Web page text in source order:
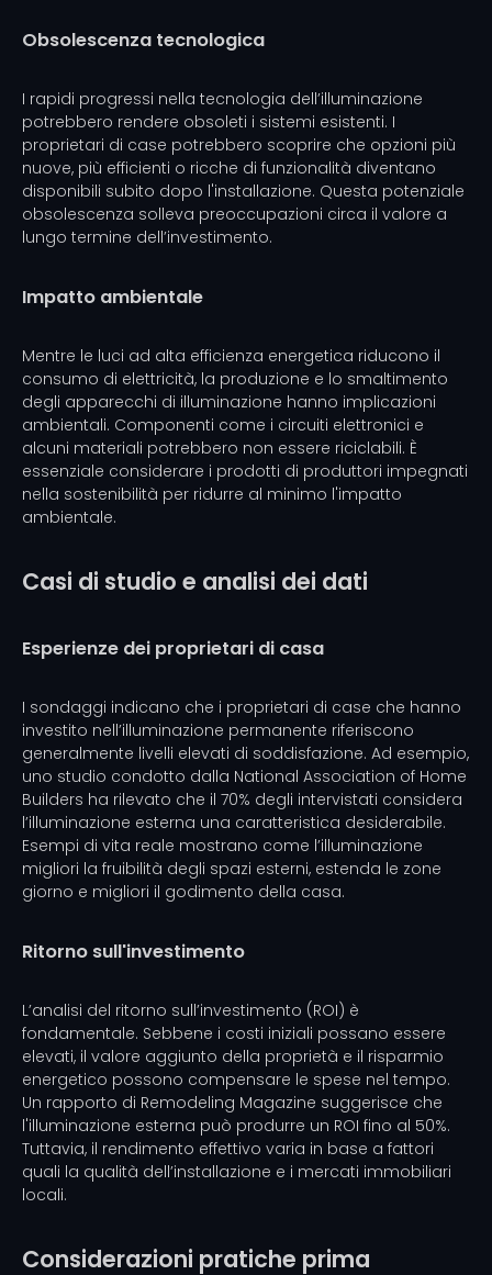
Obsolescenza tecnologica
I rapidi progressi nella tecnologia dell’illuminazione
potrebbero rendere obsoleti i sistemi esistenti. I
proprietari di case potrebbero scoprire che opzioni più
nuove, più efficienti o ricche di funzionalità diventano
disponibili subito dopo l'installazione. Questa potenziale
obsolescenza solleva preoccupazioni circa il valore a
lungo termine dell’investimento.
Impatto ambientale
Mentre le luci ad alta efficienza energetica riducono il
consumo di elettricità, la produzione e lo smaltimento
degli apparecchi di illuminazione hanno implicazioni
ambientali. Componenti come i circuiti elettronici e
alcuni materiali potrebbero non essere riciclabili. È
essenziale considerare i prodotti di produttori impegnati
nella sostenibilità per ridurre al minimo l'impatto
ambientale.
Casi di studio e analisi dei dati
Esperienze dei proprietari di casa
I sondaggi indicano che i proprietari di case che hanno
investito nell’illuminazione permanente riferiscono
generalmente livelli elevati di soddisfazione. Ad esempio,
uno studio condotto dalla National Association of Home
Builders ha rilevato che il 70% degli intervistati considera
l’illuminazione esterna una caratteristica desiderabile.
Esempi di vita reale mostrano come l’illuminazione
migliori la fruibilità degli spazi esterni, estenda le zone
giorno e migliori il godimento della casa.
Ritorno sull'investimento
L’analisi del ritorno sull’investimento (ROI) è
fondamentale. Sebbene i costi iniziali possano essere
elevati, il valore aggiunto della proprietà e il risparmio
energetico possono compensare le spese nel tempo.
Un rapporto di Remodeling Magazine suggerisce che
l'illuminazione esterna può produrre un ROI fino al 50%.
Tuttavia, il rendimento effettivo varia in base a fattori
quali la qualità dell’installazione e i mercati immobiliari
locali.
Considerazioni pratiche prima